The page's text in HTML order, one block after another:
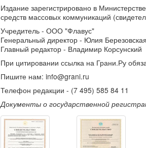
Издание зарегистрировано в
средств массовых коммуникаций
Учредитель - ООО "Флавус"
Генеральный директор - Юлия Березовская
Главный редактор - Владимир Корсунский
При цитировании ссылка на Грани.Ру
Пишите нам: info@grani.ru
Телефон редакции - (7 495) 585 84 11
Документы о государственной